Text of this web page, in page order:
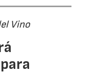
Vino